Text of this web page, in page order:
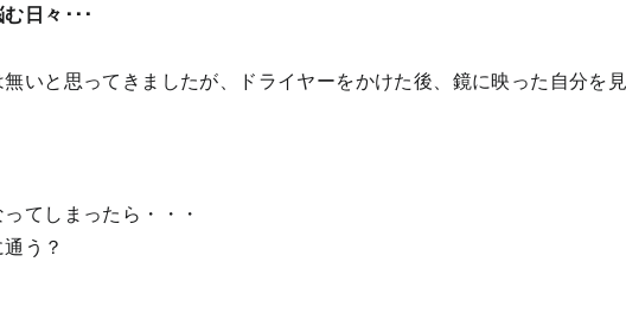
日々･･･
いと思ってきましたが、ドライヤーをかけた後、鏡に映った自分を
てしまったら・・・
う？